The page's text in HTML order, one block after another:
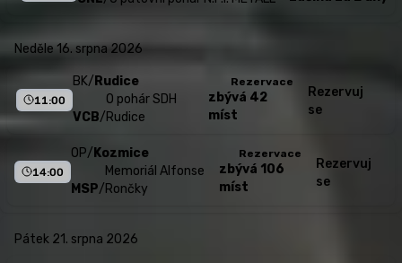
neděle 16. srpna 2026
11:00
BK/ Rudice
VCB/
O pohár SDH
Rudice
Rezervace
zbývá 42
míst
Rezervuj
se
14:00
OP/ Kozmice
MSP/
Memoriál Alfonse
Rončky
Rezervace
zbývá 106
míst
Rezervuj
se
pátek 21. srpna 2026